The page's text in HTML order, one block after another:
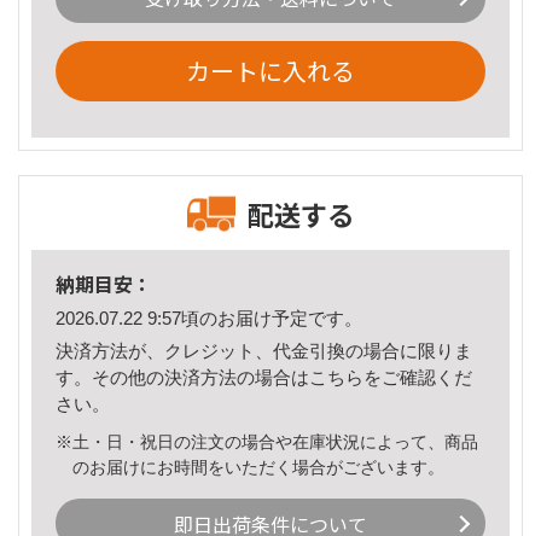
カートに入れる
配送する
納期目安：
2026.07.22 9:57頃のお届け予定です。
決済方法が、クレジット、代金引換の場合に限りま
す。その他の決済方法の場合はこちら をご確認くだ
さい。
※土・日・祝日の注文の場合や在庫状況によって、商品
のお届けにお時間をいただく場合がございます。
即日出荷条件について